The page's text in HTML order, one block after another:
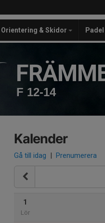
Orientering & Skidor Padel
F 12-14
Kalender
Gå till idag | Prenumerera
1
Lör